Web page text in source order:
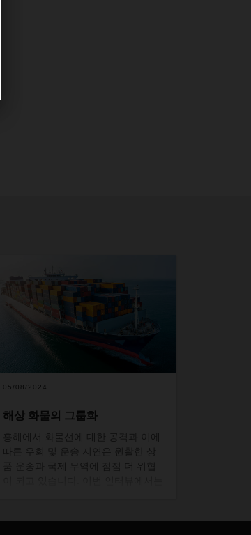
05/08/2024
해상 화물의 그룹화
홍해에서 화물선에 대한 공격과 이에
따른 우회 및 운송 지연은 원활한 상
품 운송과 국제 무역에 점점 더 위협
LCL(소량화물) 서비스의 역할, 고객